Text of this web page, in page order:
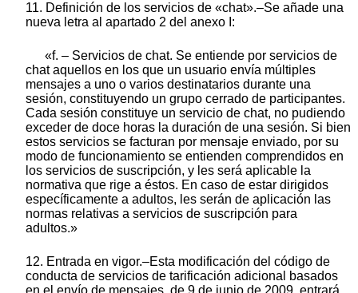
11. Definición de los servicios de «chat».–Se añade una
nueva letra al apartado 2 del anexo I:
«f. – Servicios de chat. Se entiende por servicios de
chat aquellos en los que un usuario envía múltiples
mensajes a uno o varios destinatarios durante una
sesión, constituyendo un grupo cerrado de participantes.
Cada sesión constituye un servicio de chat, no pudiendo
exceder de doce horas la duración de una sesión. Si bien
estos servicios se facturan por mensaje enviado, por su
modo de funcionamiento se entienden comprendidos en
los servicios de suscripción, y les será aplicable la
normativa que rige a éstos. En caso de estar dirigidos
específicamente a adultos, les serán de aplicación las
normas relativas a servicios de suscripción para
adultos.»
12. Entrada en vigor.–Esta modificación del código de
conducta de servicios de tarificación adicional basados
en el envío de mensajes, de 9 de junio de 2009, entrará